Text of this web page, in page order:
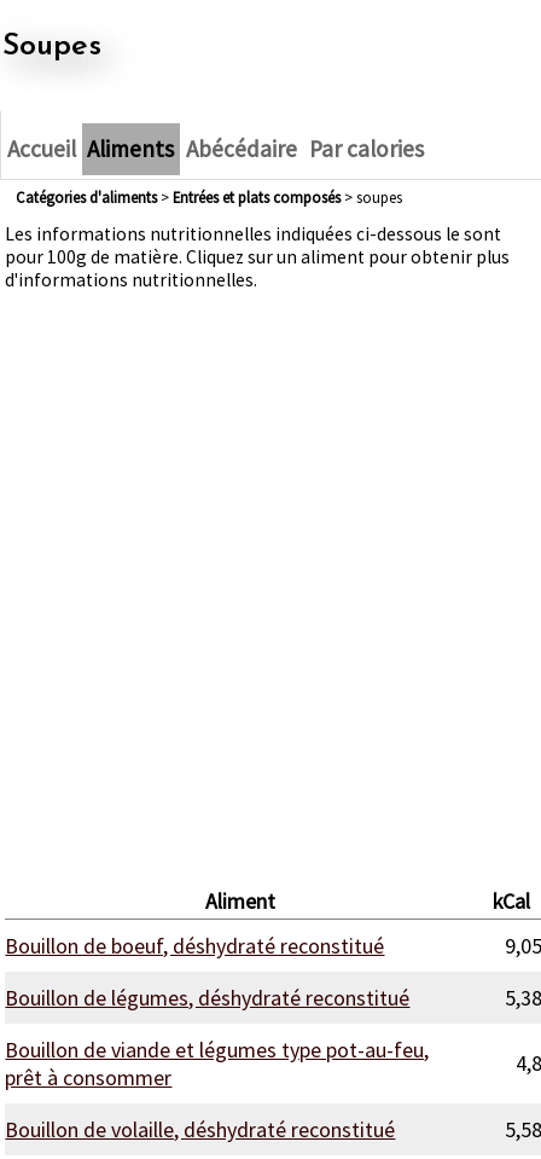
soupes
Accueil Aliments Abécédaire Par calories
Catégories d'aliments> entrées et plats composés> soupes
Les informations nutritionnelles indiquées ci-dessous le sont
pour 100g de matière. Cliquez sur un aliment pour obtenir plus
d'informations nutritionnelles.
Aliment
kCal
Bouillon de boeuf, déshydraté reconstitué
9,05
Bouillon de légumes, déshydraté reconstitué
5,38
Bouillon de viande et légumes type pot-au-feu,
prêt à consommer
4,8
Bouillon de volaille, déshydraté reconstitué
5,58